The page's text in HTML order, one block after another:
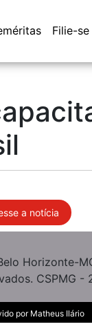
Filie-se
a notícia
Horizonte-
CSPMG -
porMatheus Ilário